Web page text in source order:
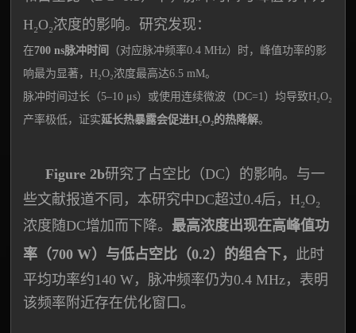
H₂O₂浓度的影响。研究发现：
在700 ns脉冲时间
（对应脉冲频率0.4 MHz）时，峰值功率的影
响最为显著，H₂O₂浓度最高达6.5 mM。
脉冲时间过长（5–10 μs）或使用连续微波（DC=1）均导致H₂O₂
产率极低，证实延长热暴露会促进H₂O₂的热降解。
Figure 2b研究了占空比（DC）的影响。与一
些文献报道不同，本研究中DC超过0.4后，H₂O₂
浓度随DC增加而下降。 最高浓度出现在高峰值功
率（700 W）与低占空比（0.2）的组合下， 此时
平均功率约140 W，脉冲频率仍为0.4 MHz，表明
该频率附近存在优化窗口。